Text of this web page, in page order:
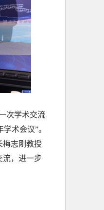
次学术交流
术会议”。
梅志刚教授
流，进一步